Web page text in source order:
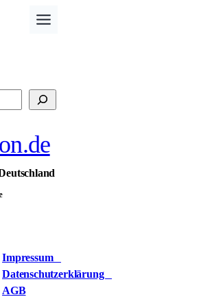
Impressum
Datenschutzerklärung
AGB